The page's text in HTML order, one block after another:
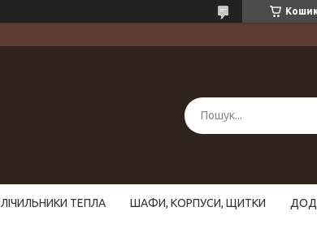
ЛІЧИЛЬНИКИ ТЕПЛА ШАФИ, КОРПУСИ, ЩИТКИ